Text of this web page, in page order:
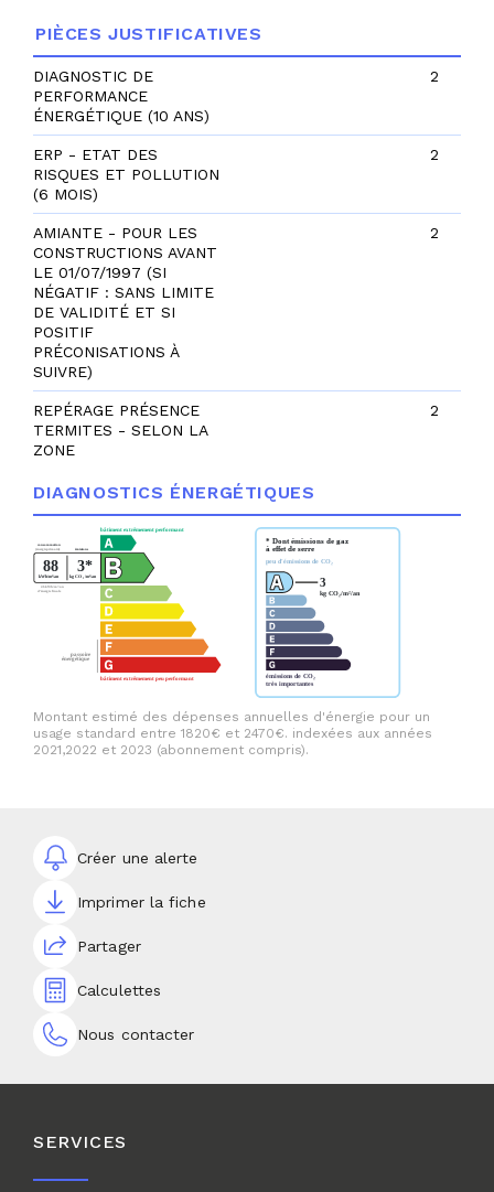
PIÈCES JUSTIFICATIVES
DIAGNOSTIC DE
PERFORMANCE
ÉNERGÉTIQUE (10 ANS)
2
ERP - ETAT DES
RISQUES ET POLLUTION
(6 MOIS)
2
AMIANTE - POUR LES
CONSTRUCTIONS AVANT
LE 01/07/1997 (SI
NÉGATIF : SANS LIMITE
DE VALIDITÉ ET SI
POSITIF
PRÉCONISATIONS À
SUIVRE)
2
REPÉRAGE PRÉSENCE
TERMITES - SELON LA
ZONE
2
DIAGNOSTICS ÉNERGÉTIQUES
Montant estimé des dépenses annuelles d'énergie pour un
usage standard entre 1820€ et 2470€. indexées aux années
2021,2022 et 2023 (abonnement compris).
Créer une alerte
Imprimer la fiche
Partager
Calculettes
Nous contacter
SERVICES